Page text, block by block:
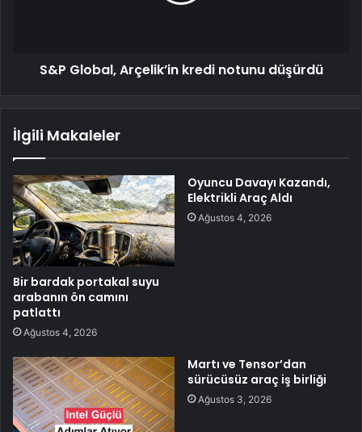
S&P Global, Arçelik’in kredi notunu düşürdü
İlgili Makaleler
Bir bardak portakal suyu
arabanın ön camını
patlattı
Ağustos 4, 2026
Oyuncu Davayı Kazandı,
Elektrikli Araç Aldı
Ağustos 4, 2026
Martı ve Tensor’dan
sürücüsüz araç iş birliği
Ağustos 3, 2026